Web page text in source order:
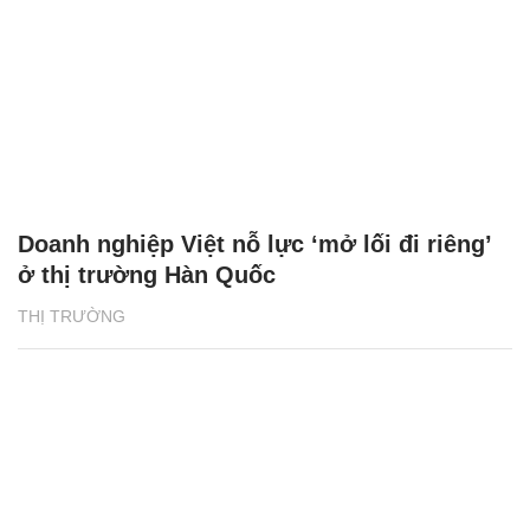
THỊ TRƯỜNG
Doanh nghiệp Việt nỗ lực ‘mở lối đi riêng’
ở thị trường Hàn Quốc